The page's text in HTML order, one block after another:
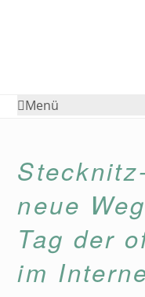
Menü
neue
Tag der
im